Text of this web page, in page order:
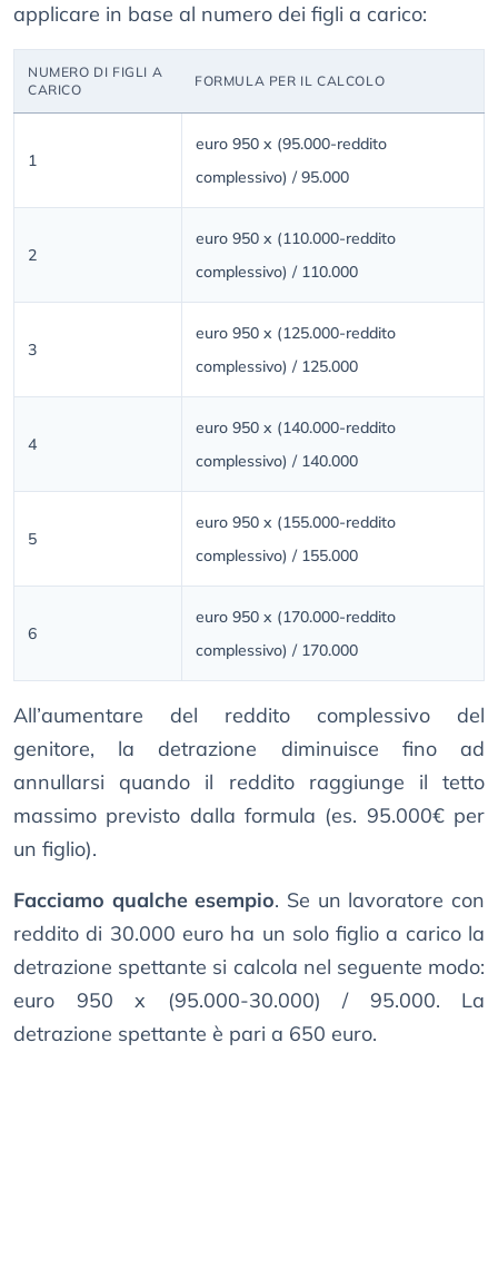
applicare in base al numero dei figli a carico:
NUMERO DI FIGLI A
CARICO
FORMULA PER IL CALCOLO
1
euro 950 x (95.000-reddito
complessivo) / 95.000
2
euro 950 x (110.000-reddito
complessivo) / 110.000
3
euro 950 x (125.000-reddito
complessivo) / 125.000
4
euro 950 x (140.000-reddito
complessivo) / 140.000
5
euro 950 x (155.000-reddito
complessivo) / 155.000
6
euro 950 x (170.000-reddito
complessivo) / 170.000
All’aumentare del reddito complessivo del
genitore, la detrazione diminuisce fino ad
annullarsi quando il reddito raggiunge il tetto
massimo previsto dalla formula (es. 95.000€ per
un figlio).
Facciamo qualche esempio. Se un lavoratore con
reddito di 30.000 euro ha un solo figlio a carico la
detrazione spettante si calcola nel seguente modo:
euro 950 x (95.000-30.000) / 95.000. La
detrazione spettante è pari a 650 euro.